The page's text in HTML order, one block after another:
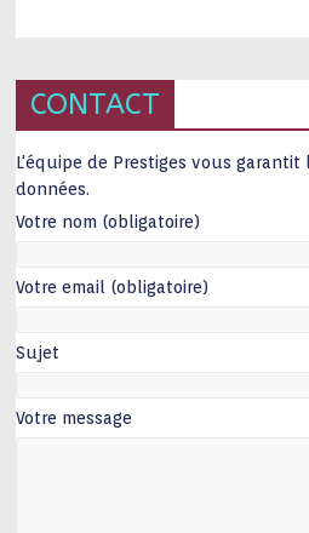
CONTACT
L'équipe de Prestiges vous
données.
Votre nom (obligatoire)
Votre email (obligatoire)
Sujet
Votre message